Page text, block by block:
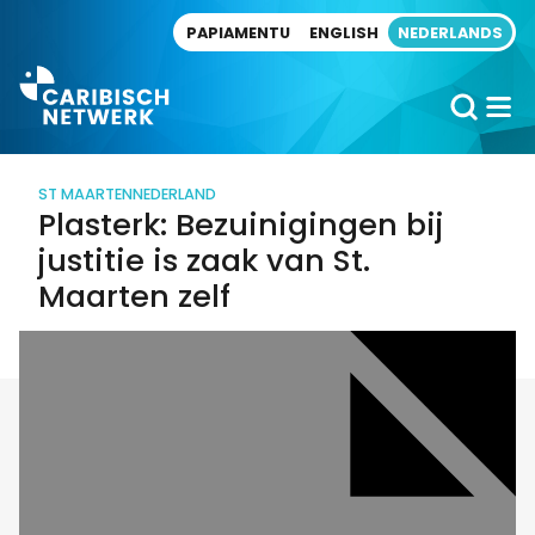
PAPIAMENTU ENGLISH NEDERLANDS
ST MAARTENNEDERLAND
Plasterk: Bezuinigingen bij
justitie is zaak van St.
Maarten zelf